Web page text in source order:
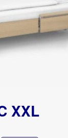
XXL